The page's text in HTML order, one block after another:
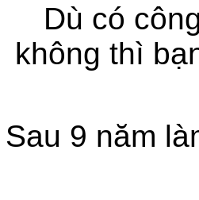
Dù có
không thì
Sau 9 năm